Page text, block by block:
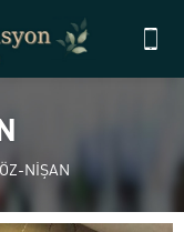
NİŞAN